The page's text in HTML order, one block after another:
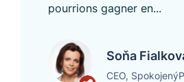
pourrions gagner en...
Soňa
CEO,